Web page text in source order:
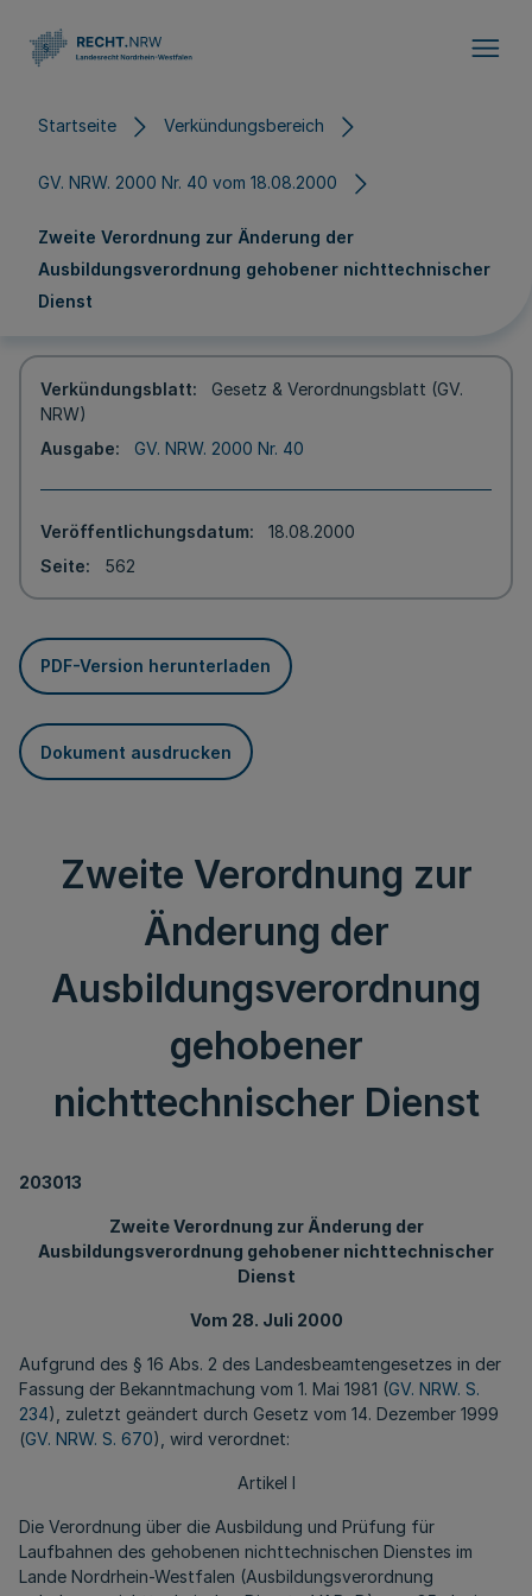
Startseite Verkündungsbereich
GV. NRW. 2000 Nr. 40 vom 18.08.2000
Zweite Verordnung zur Änderung der
Ausbildungsverordnung gehobener nichttechnischer
Dienst
Verkündungsblatt
Gesetz & Verordnungsblatt (GV.
NRW)
Ausgabe
GV. NRW. 2000 Nr. 40
Veröffentlichungsdatum
18.08.2000
Seite
562
PDF-Version herunterladen
Dokument ausdrucken
Zweite Verordnung zur
Änderung der
Ausbildungsverordnung
gehobener
nichttechnischer Dienst
203013
Zweite Verordnung zur Änderung der
Ausbildungsverordnung gehobener nichttechnischer
Dienst
Vom 28. Juli 2000
Aufgrund des § 16 Abs. 2 des Landesbeamtengesetzes in der
Fassung der Bekanntmachung vom 1. Mai 1981 (GV. NRW. S.
234), zuletzt geändert durch Gesetz vom 14. Dezember 1999
(GV. NRW. S. 670), wird verordnet:
Artikel I
Die Verordnung über die Ausbildung und Prüfung für
Laufbahnen des gehobenen nichttechnischen Dienstes im
Lande Nordrhein-Westfalen (Ausbildungsverordnung